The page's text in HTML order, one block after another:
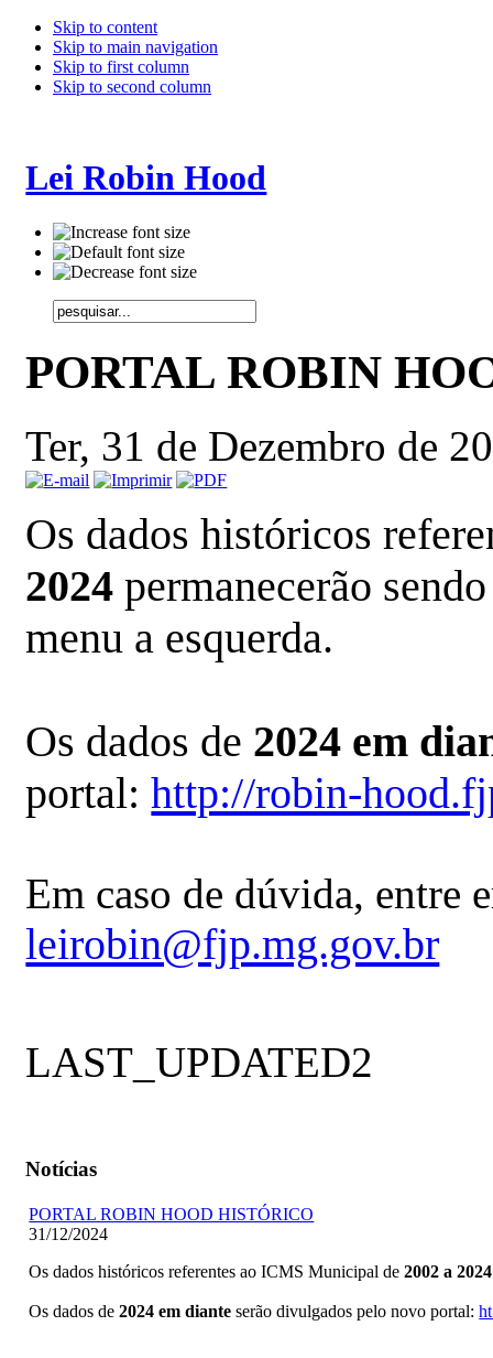
Skip to content
Skip to main navigation
Skip to first column
Skip to second column
Lei Robin Hood
PORTAL ROBIN
Ter, 31 de Dezembro de
Os dados históricos
2024 permanecerão
menu a esquerda.
Os dados de 2024 em
portal:http://robin-
Em caso de dúvida, entre
leirobin@fjp.mg.gov.br
LAST_UPDATED2
Notícias
PORTAL ROBIN HOOD HISTÓRICO
31/12/2024
Os dados históricos referentes ao ICMS Municipal de2002 a 2024
Os dados de2024 em diante serão divulgados pelo novo portal: